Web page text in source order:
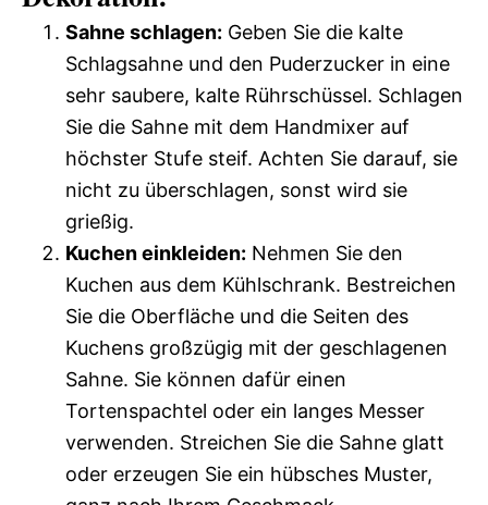
Sahne schlagen: Geben Sie die kalte
Schlagsahne und den Puderzucker in eine
sehr saubere, kalte Rührschüssel. Schlagen
Sie die Sahne mit dem Handmixer auf
höchster Stufe steif. Achten Sie darauf, sie
nicht zu überschlagen, sonst wird sie
grießig.
Kuchen einkleiden: Nehmen Sie den
Kuchen aus dem Kühlschrank. Bestreichen
Sie die Oberfläche und die Seiten des
Kuchens großzügig mit der geschlagenen
Sahne. Sie können dafür einen
Tortenspachtel oder ein langes Messer
verwenden. Streichen Sie die Sahne glatt
oder erzeugen Sie ein hübsches Muster,